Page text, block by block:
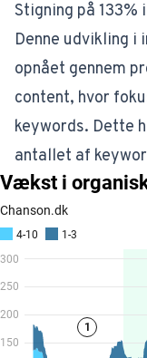
Stigning på 133%
Denne udvikling i
opnået gennem
content, hvor
keywords. Dette
antallet af